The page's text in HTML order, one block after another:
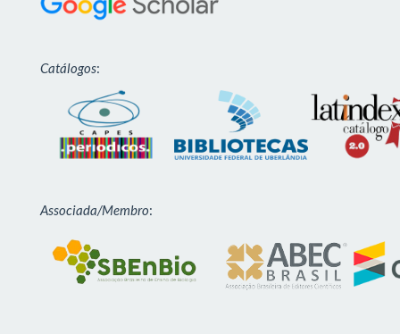
Catálogos:
Associada/Membro: